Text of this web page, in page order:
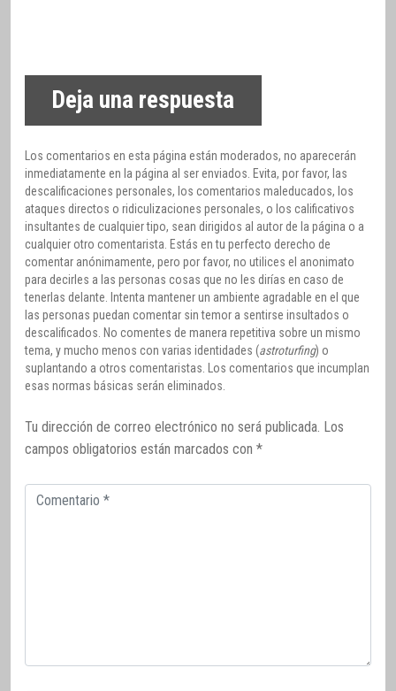
Deja una respuesta
Los comentarios en esta página están moderados, no aparecerán
inmediatamente en la página al ser enviados. Evita, por favor, las
descalificaciones personales, los comentarios maleducados, los
ataques directos o ridiculizaciones personales, o los calificativos
insultantes de cualquier tipo, sean dirigidos al autor de la página o a
cualquier otro comentarista. Estás en tu perfecto derecho de
comentar anónimamente, pero por favor, no utilices el anonimato
para decirles a las personas cosas que no les dirías en caso de
tenerlas delante. Intenta mantener un ambiente agradable en el que
las personas puedan comentar sin temor a sentirse insultados o
descalificados. No comentes de manera repetitiva sobre un mismo
tema, y mucho menos con varias identidades (astroturfing) o
suplantando a otros comentaristas. Los comentarios que incumplan
esas normas básicas serán eliminados.
Tu dirección de correo electrónico no será publicada. Los
campos obligatorios están marcados con *
Comentario